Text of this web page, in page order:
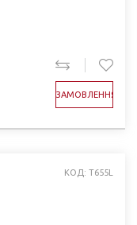
ЗАМОВЛЕННЯ
КОД: T655L